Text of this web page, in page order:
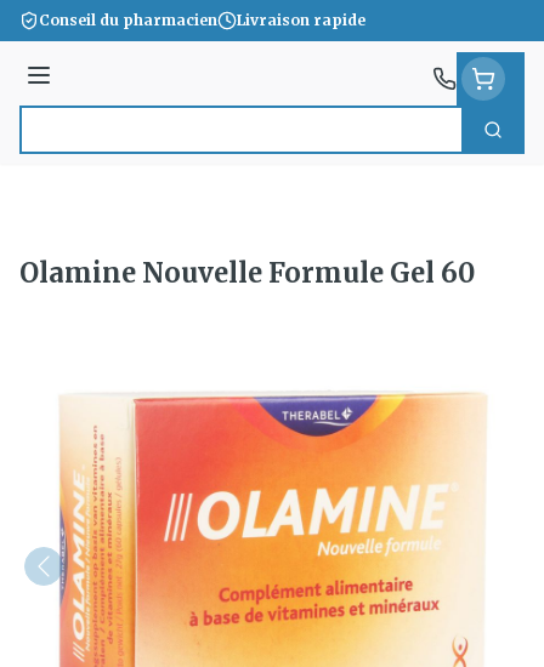
Aller au contenu
Conseil du pharmacien Livraison rapide
Menu
Olamine Nouvelle Formule Gel 60